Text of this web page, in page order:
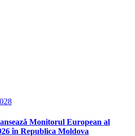
Monitorul European al
în Republica Moldova